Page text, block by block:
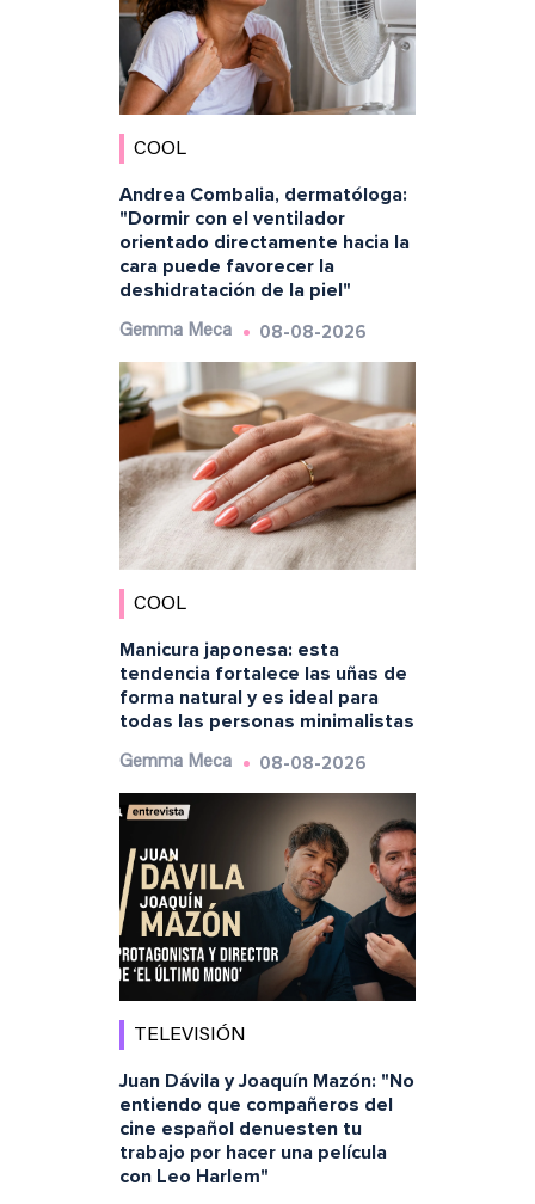
COOL
Andrea Combalia, dermatóloga:
"Dormir con el ventilador
orientado directamente hacia la
cara puede favorecer la
deshidratación de la piel"
Gemma Meca 08-08-2026
COOL
Manicura japonesa: esta
tendencia fortalece las uñas de
forma natural y es ideal para
todas las personas minimalistas
Gemma Meca 08-08-2026
TELEVISIÓN
Juan Dávila y Joaquín Mazón: "No
entiendo que compañeros del
cine español denuesten tu
trabajo por hacer una película
con Leo Harlem"